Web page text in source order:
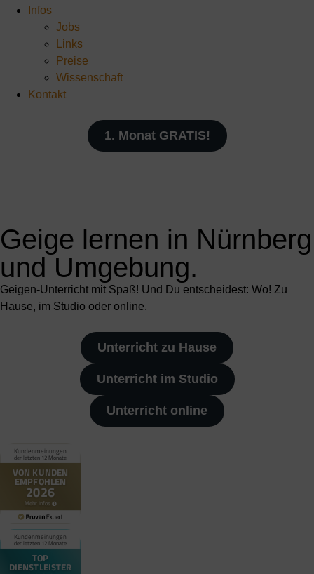
Infos
Jobs
Links
Preise
Wissenschaft
Kontakt
1. Monat GRATIS!
Geige lernen in Nürnberg
und Umgebung.
Geigen-Unterricht mit Spaß! Und Du entscheidest: Wo! Zu
Hause, im Studio oder online.
Unterricht zu Hause
Unterricht im Studio
Unterricht online